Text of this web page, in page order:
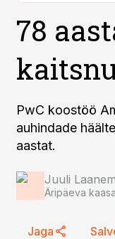
78
PwC koostöö
auhindade
aastat.
Juuli
Äripäeva
Jaga